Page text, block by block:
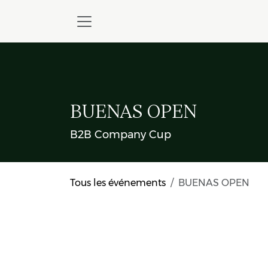
BUENAS OPEN
B2B Company Cup
Tous les événements BUENAS OPEN